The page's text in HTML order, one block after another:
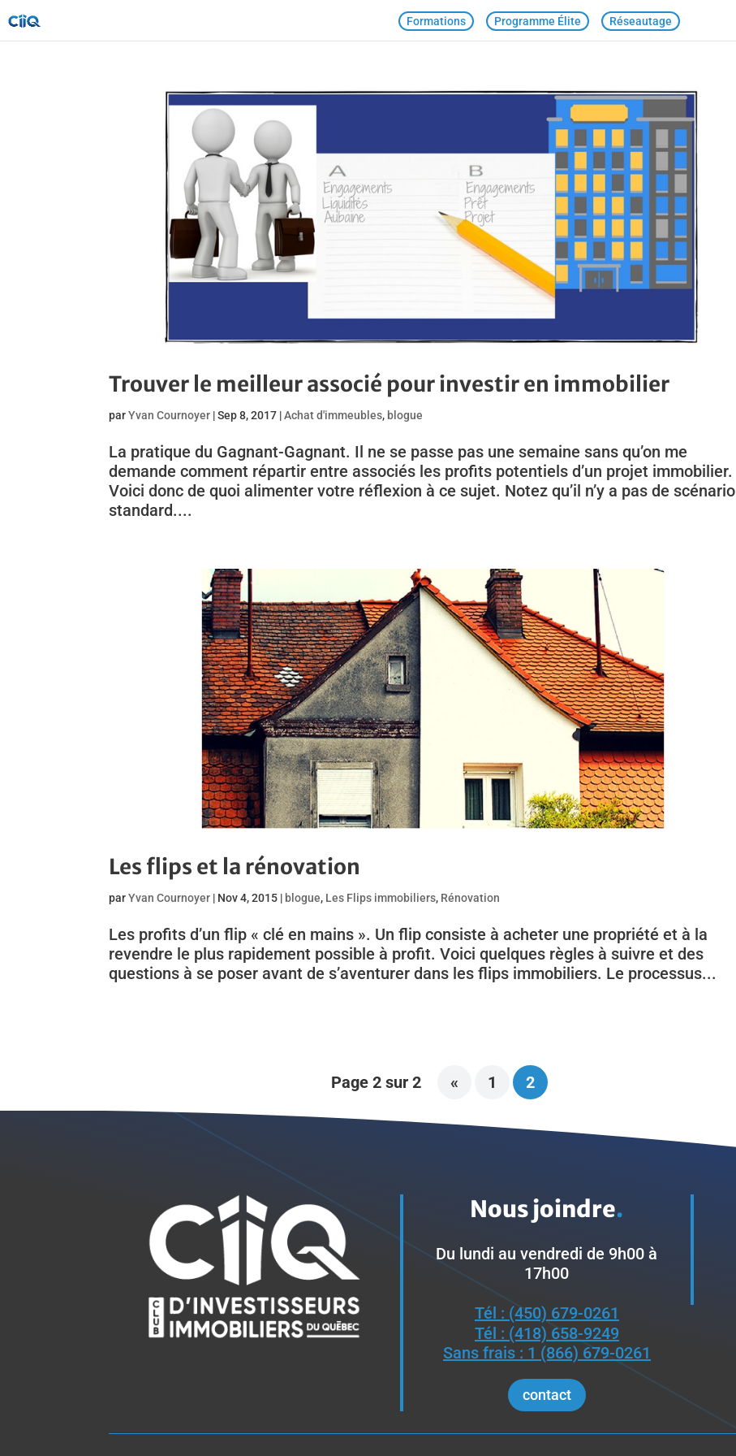
Formations Programme Élite Réseautage
Trouver le meilleur associé pour investir en immobilier
parYvan Cournoyer |Sep 8, 2017 |Achat d'immeubles, blogue
La pratique du Gagnant-Gagnant. Il ne se passe pas une semaine sans qu’on me
demande comment répartir entre associés les profits potentiels d’un projet immobilier.
Voici donc de quoi alimenter votre réflexion à ce sujet. Notez qu’il n’y a pas de scénario
standard....
Les flips et la rénovation
parYvan Cournoyer | Nov 4, 2015 | blogue, Les Flips immobiliers, Rénovation
Les profits d’un flip « clé en mains ». Un flip consiste à acheter une propriété et à la
revendre le plus rapidement possible à profit. Voici quelques règles à suivre et des
questions à se poser avant de s’aventurer dans les flips immobiliers. Le processus...
Page 2 sur 2 « 1 2
Nous joindre.
Du lundi au vendredi de 9h00 à
17h00
Tél : (450) 679-0261
Tél : (418) 658-9249
Sans frais : 1 (866) 679-0261
contact